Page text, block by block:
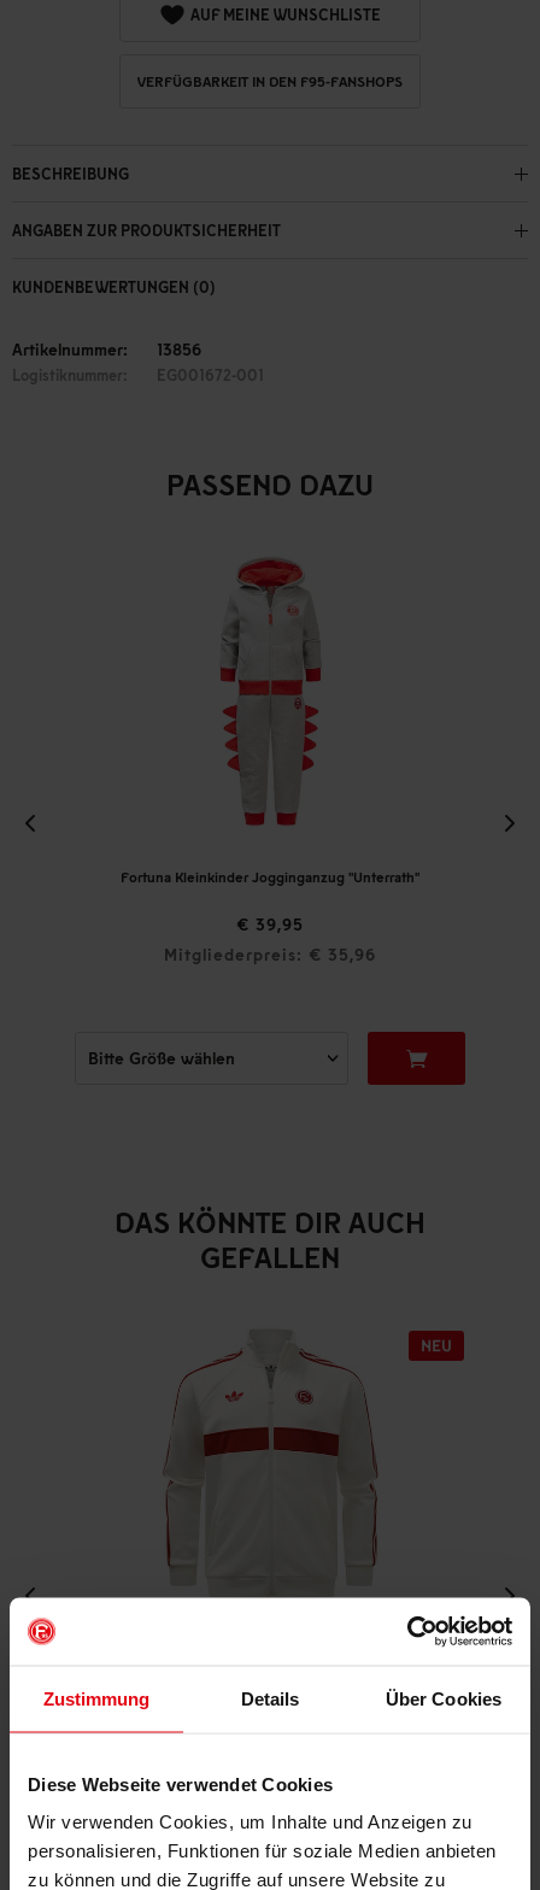
Zustimmung Details Über Cookies
Diese Webseite verwendet Cookies
Wir verwenden Cookies, um Inhalte und Anzeigen zu
personalisieren, Funktionen für soziale Medien anbieten
zu können und die Zugriffe auf unsere Website zu
AUF MEINE WUNSCHLISTE
VERFÜGBARKEIT IN DEN F95-FANSHOPS
BESCHREIBUNG
ANGABEN ZUR PRODUKTSICHERHEIT
KUNDENBEWERTUNGEN (0)
Artikelnummer: 13856
Logistiknummer: EG001672-001
PASSEND DAZU
Fortuna Kleinkinder Jogginganzug "Unterrath"
€ 39,95
Mitgliederpreis: € 35,96
DAS KÖNNTE DIR AUCH
GEFALLEN
€ 99,95
Mitgliederpreis: € 89,96